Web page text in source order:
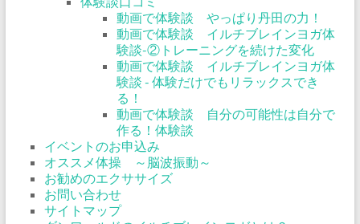
動画で体験談 やっぱり丹田の力！
動画で体験談 イルチブレインヨガ体
験談-②トレーニングを続けた変化
動画で体験談 イルチブレインヨガ体
験談 - 体験だけでもリラックスでき
る！
動画で体験談 自分の可能性は自分で
作る！体験談
イベントのお申込み
オススメ体操 ～脳波振動～
お勧めのエクササイズ
お問い合わせ
サイトマップ